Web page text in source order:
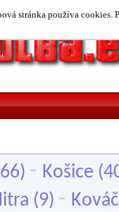
stránka používa cookies.
- Košice
(9) -